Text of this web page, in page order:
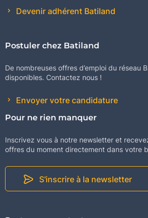
Devenir adhérent Batiland
Postuler chez Batiland
De nombreuses offres d’emploi du réseau
disponibles. Contactez nous !
Envoyer votre candidature
Pour ne rien manquer
Inscrivez vous à notre newsletter et
offres du moment directement dans votre
S'inscrire à la newsletter